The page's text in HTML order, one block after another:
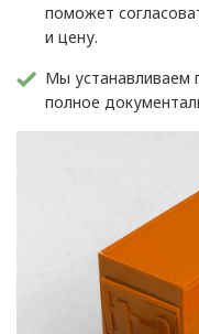
поможет
и цену.
Мы устанавливаем
полное